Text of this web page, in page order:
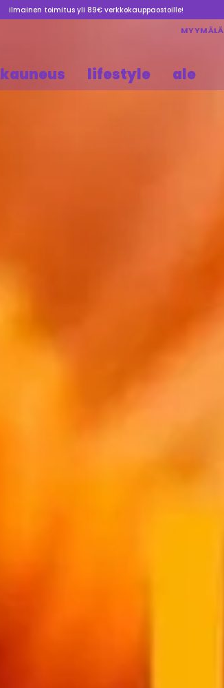
Ilmainen toimitus yli 89€ verkkokauppaostoille!
MYYMÄLÄ
kauneus lifestyle ale